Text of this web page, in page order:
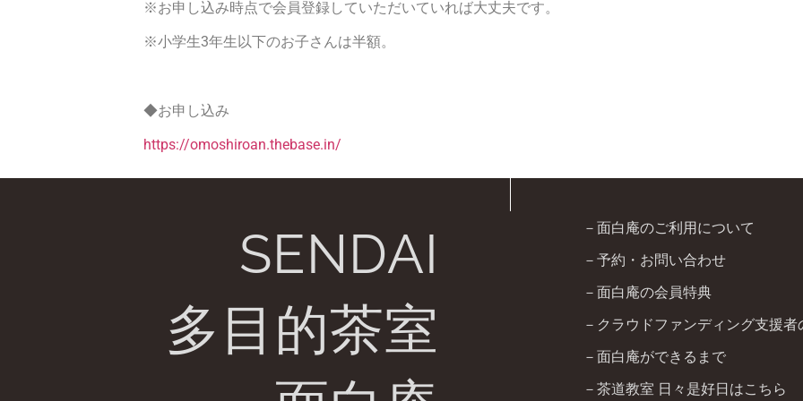
※お申し込み時点で会員登録していただいていれば大丈夫です。
※小学生3年生以下のお子さんは半額。
◆お申し込み
https://omoshiroan.thebase.in/
SENDAI
多目的茶室
－面白庵のご利用について
－予約・お問い合わせ
－面白庵の会員特典
－クラウドファンディング支援者
－面白庵ができるまで
－茶道教室 日々是好日はこちら